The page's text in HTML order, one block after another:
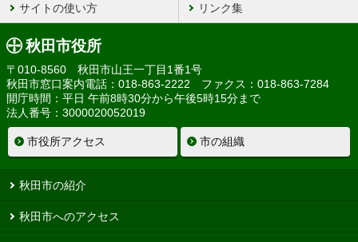
サイトの使い方 リンク集
秋田市役所
〒010-8560 秋田市山王一丁目1番1号
秋田市窓口案内電話：018-863-2222 ファクス：018-863-7284
開庁時間：平日 午前8時30分から午後5時15分まで
法人番号：3000020052019
市役所アクセス 市の組織
秋田市の紹介
秋田市へのアクセス